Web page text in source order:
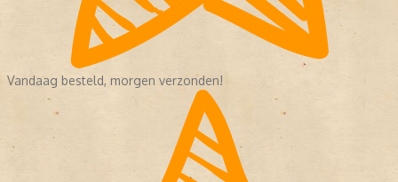
Vandaag besteld, morgen verzonden!